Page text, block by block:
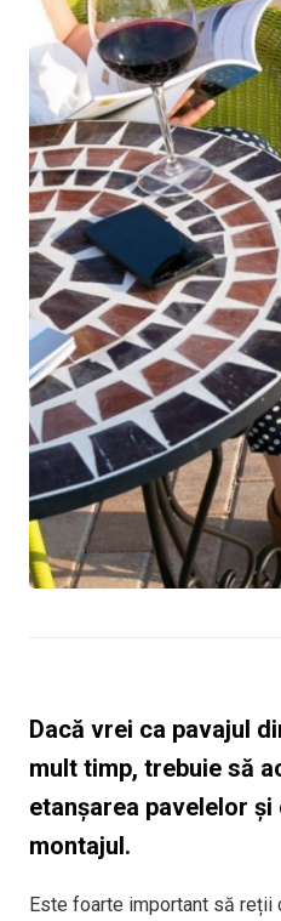
Dacă vrei ca pavajul
mult timp, trebuie să
etanșarea pavelelor
montajul.
Este foarte important să reții